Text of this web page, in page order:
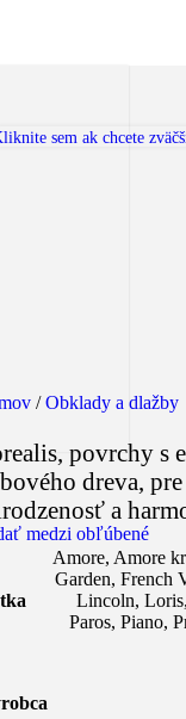
sem ak chcete
/ Obklady a dlažby
povrchy s
dreva,
a
medzi obľúbené
Amore, Amore
Garden, French
Lincoln, Loris,
Paros, Piano,